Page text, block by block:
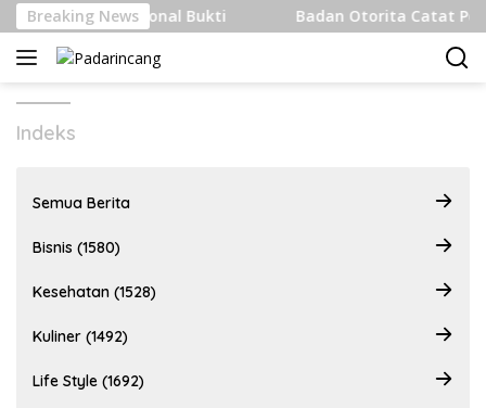
Langsung
ke
konten
Breaking News
Internasional Bukti Badan Otorita Catat
Indeks
Semua Berita
Bisnis (1580)
Kesehatan (1528)
Kuliner (1492)
Life Style (1692)